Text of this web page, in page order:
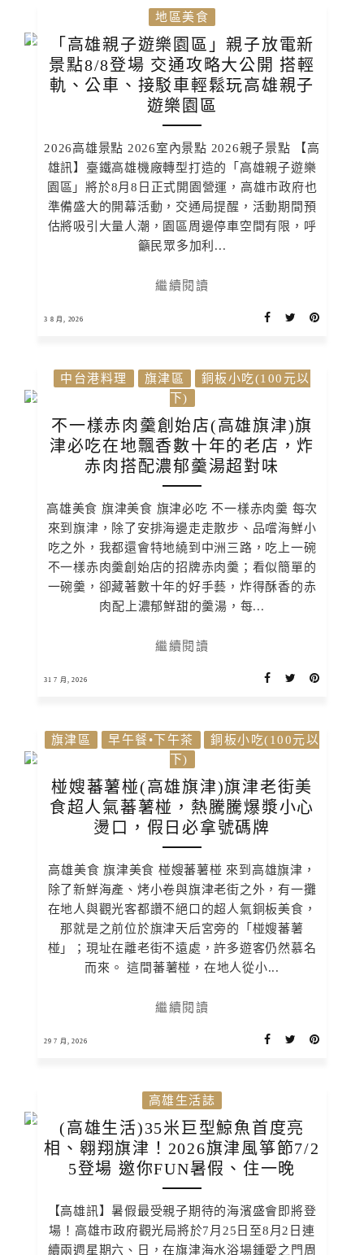
地區美食
「高雄親子遊樂園區」親子放電新
景點8/8登場 交通攻略大公開 搭輕
軌、公車、接駁車輕鬆玩高雄親子
遊樂園區
2026高雄景點 2026室內景點 2026親子景點 【高
雄訊】臺鐵高雄機廠轉型打造的「高雄親子遊樂
園區」將於8月8日正式開園營運，高雄市政府也
準備盛大的開幕活動，交通局提醒，活動期間預
估將吸引大量人潮，園區周邊停車空間有限，呼
籲民眾多加利...
繼續閱讀
3 8 月, 2026
中台港料理 旗津區
銅板小吃(100元以
下)
不一樣赤肉羹創始店(高雄旗津)旗
津必吃在地飄香數十年的老店，炸
赤肉搭配濃郁羹湯超對味
高雄美食 旗津美食 旗津必吃 不一樣赤肉羹 每次
來到旗津，除了安排海邊走走散步、品嚐海鮮小
吃之外，我都還會特地繞到中洲三路，吃上一碗
不一樣赤肉羹創始店的招牌赤肉羹；看似簡單的
一碗羹，卻藏著數十年的好手藝，炸得酥香的赤
肉配上濃郁鮮甜的羹湯，每...
繼續閱讀
31 7 月, 2026
旗津區 早午餐•下午茶
銅板小吃(100元以
下)
椪嫂蕃薯椪(高雄旗津)旗津老街美
食超人氣蕃薯椪，熱騰騰爆漿小心
燙口，假日必拿號碼牌
高雄美食 旗津美食 椪嫂蕃薯椪 來到高雄旗津，
除了新鮮海產、烤小卷與旗津老街之外，有一攤
在地人與觀光客都讚不絕口的超人氣銅板美食，
那就是之前位於旗津天后宮旁的「椪嫂蕃薯
椪」；現址在離老街不遠處，許多遊客仍然慕名
而來。 這間蕃薯椪，在地人從小...
繼續閱讀
29 7 月, 2026
高雄生活誌
(高雄生活)35米巨型鯨魚首度亮
相、翱翔旗津！2026旗津風箏節7/2
5登場 邀你FUN暑假、住一晚
【高雄訊】暑假最受親子期待的海濱盛會即將登
場！高雄市政府觀光局將於7月25日至8月2日連
續兩週星期六、日，在旗津海水浴場鍾愛之門周